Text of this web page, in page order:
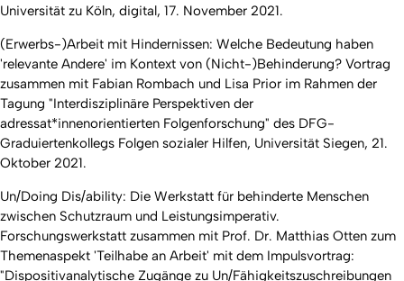
Universität zu Köln, digital, 17. November 2021.
(Erwerbs-)Arbeit mit Hindernissen: Welche Bedeutung haben
'relevante Andere' im Kontext von (Nicht-)Behinderung? Vortrag
zusammen mit Fabian Rombach und Lisa Prior im Rahmen der
Tagung "Interdisziplinäre Perspektiven der
adressat*innenorientierten Folgenforschung" des DFG-
Graduiertenkollegs Folgen sozialer Hilfen, Universität Siegen, 21.
Oktober 2021.
Un/Doing Dis/ability: Die Werkstatt für behinderte Menschen
zwischen Schutzraum und Leistungsimperativ.
Forschungswerkstatt zusammen mit Prof. Dr. Matthias Otten zum
Themenaspekt 'Teilhabe an Arbeit' mit dem Impulsvortrag:
"Dispositivanalytische Zugänge zu Un/Fähigkeitszuschreibungen